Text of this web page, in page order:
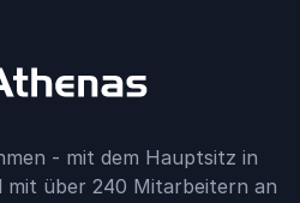
- mit dem Hauptsitz in
mit über 240 Mitarbeitern an